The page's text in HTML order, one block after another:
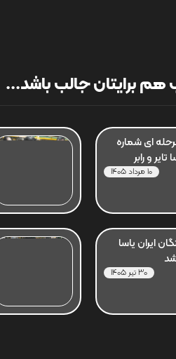
برایتان جالب باشد...
ای شماره
10 مرداد 1405
ایران یاسا
30 تیر 1405